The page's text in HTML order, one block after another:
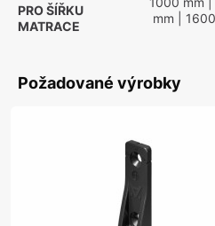
PRO ŠÍŘKU
MATRACE
mm |
Požadované výrobky